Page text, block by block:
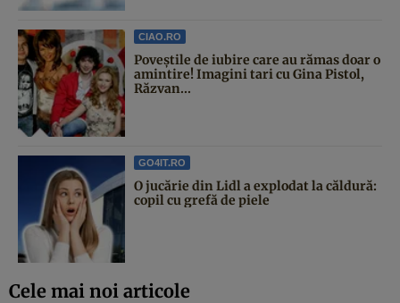
CIAO.RO
Poveştile de iubire care au rămas doar o
amintire! Imagini tari cu Gina Pistol,
Răzvan...
GO4IT.RO
O jucărie din Lidl a explodat la căldură:
copil cu grefă de piele
Cele mai noi articole